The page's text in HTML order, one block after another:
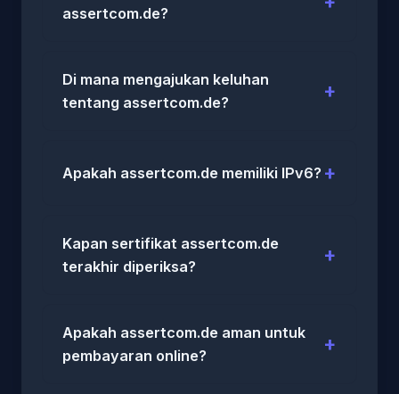
assertcom.de?
Di mana mengajukan keluhan
tentang assertcom.de?
Apakah assertcom.de memiliki IPv6?
Kapan sertifikat assertcom.de
terakhir diperiksa?
Apakah assertcom.de aman untuk
pembayaran online?